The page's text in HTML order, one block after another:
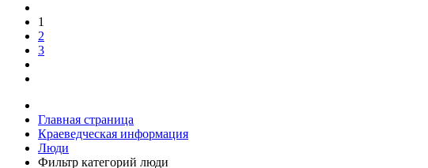
1
2
3
Главная страница
Краеведческая информация
Люди
Фильтр категорий люди